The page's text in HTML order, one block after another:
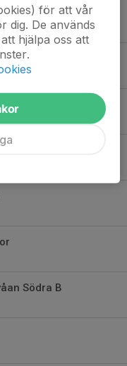
tröjor
Södra B
för att vår
dig. De används
hjälpa oss att